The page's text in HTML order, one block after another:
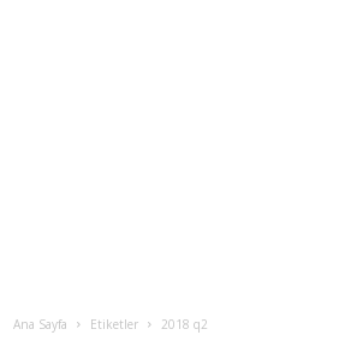
Ana Sayfa Etiketler 2018 q2